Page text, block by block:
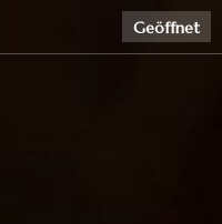
Geöffnet